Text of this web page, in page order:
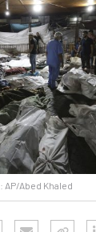
AP/Abed Khaled